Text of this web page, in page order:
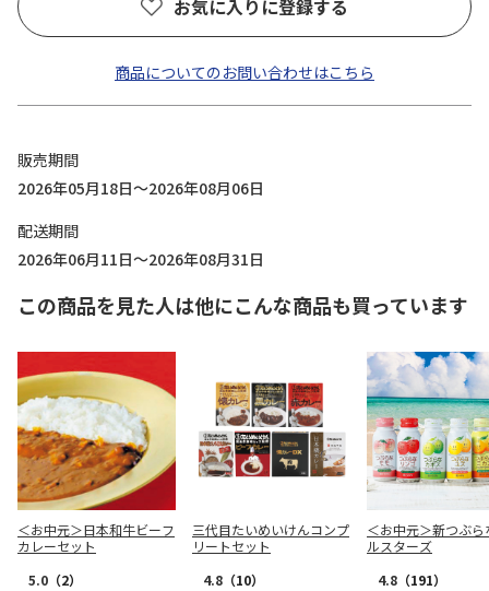
お気に入りに登録する
商品についてのお問い合わせはこちら
販売期間
2026年05月18日～2026年08月06日
配送期間
2026年06月11日～2026年08月31日
この商品を見た人は他にこんな商品も買っています
＜お中元＞日本和牛ビーフ
カレーセット
5.0 （2）
三代目たいめいけんコンプ
リートセット
4.8 （10）
＜お中元＞新つぶら
ルスターズ
4.8 （191）